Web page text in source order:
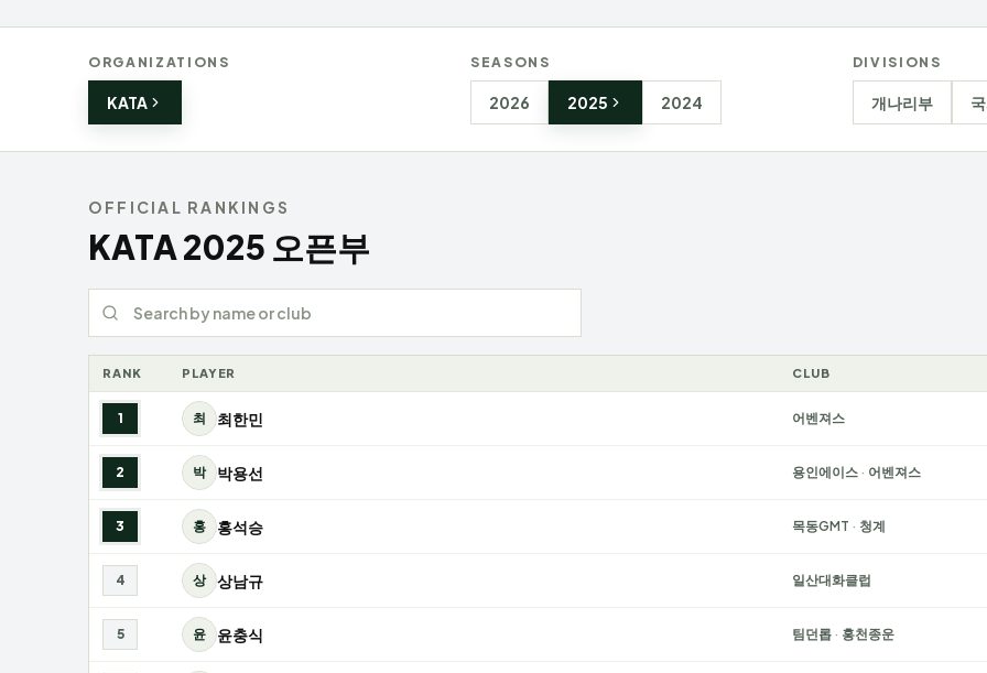
ORGANIZATIONS
KATA
SEASONS
2026 2025 2024
DIVISIONS
개나리부
OFFICIAL RANKINGS
KATA2025 오픈부
Search rankings
RANK PLAYER CLUB
1 최 최한민 어벤져스
2 박 박용선 용인에이스 · 어벤져스
3 홍 홍석승 목동GMT · 청계
4 상 상남규 일산대화클럽
5 윤 윤충식 팀던롭 · 홍천종운